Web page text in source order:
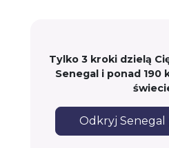
Tylko 3 kroki dzielą
Senegal i ponad 190
Odkryj Senegal